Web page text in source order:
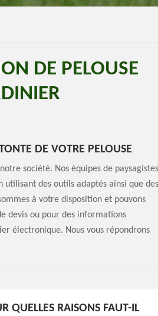
DE PELOUSE
DE VOTRE PELOUSE
société. Nos équipes de paysagistes
des outils adaptés ainsi que des
à votre disposition et pouvons
devis ou pour des informations
électronique. Nous vous répondrons
QUELLES RAISONS FAUT-IL